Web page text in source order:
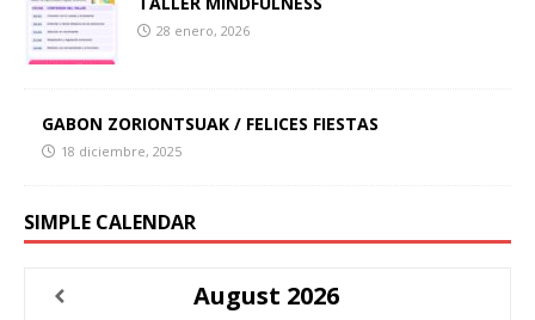
28 enero, 2026
GABON ZORIONTSUAK / FELICES FIESTAS
18 diciembre, 2025
SIMPLE CALENDAR
August 2026